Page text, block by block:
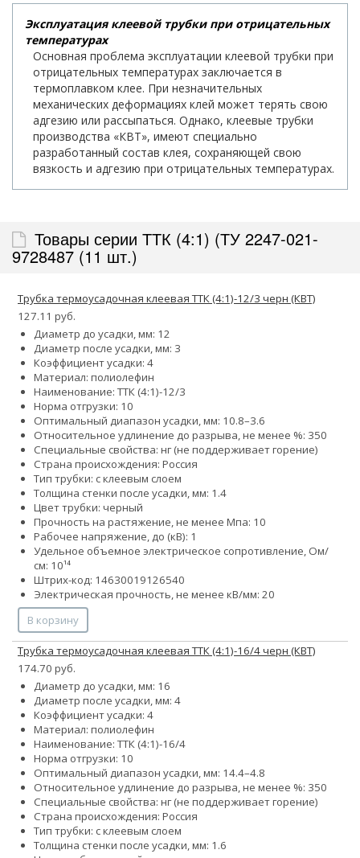
Эксплуатация клеевой трубки при отрицательных
температурах
Основная проблема эксплуатации клеевой трубки при
отрицательных температурах заключается в
термоплавком клее. При незначительных
механических деформациях клей может терять свою
адгезию или рассыпаться. Однако, клеевые трубки
производства «КВТ», имеют специально
разработанный состав клея, сохраняющей свою
вязкость и адгезию при отрицательных температурах.
Товары серии ТТК (4:1) (ТУ 2247-021-
9728487 (11 шт.)
Трубка термоусадочная клеевая ТТК (4:1)-12/3 черн (КВТ)
127.11 руб.
Диаметр до усадки, мм: 12
Диаметр после усадки, мм: 3
Коэффициент усадки: 4
Материал: полиолефин
Наименование: ТТК (4:1)-12/3
Норма отгрузки: 10
Оптимальный диапазон усадки, мм: 10.8–3.6
Относительное удлинение до разрыва, не менее %: 350
Специальные свойства: нг (не поддерживает горение)
Страна происхождения: Россия
Тип трубки: с клеевым слоем
Толщина стенки после усадки, мм: 1.4
Цвет трубки: черный
Прочность на растяжение, не менее Мпа: 10
Рабочее напряжение, до (кВ): 1
Удельное объемное электрическое сопротивление, Ом/
см: 10¹⁴
Штрих-код: 14630019126540
Электрическая прочность, не менее кВ/мм: 20
В корзину
Трубка термоусадочная клеевая ТТК (4:1)-16/4 черн (КВТ)
174.70 руб.
Диаметр до усадки, мм: 16
Диаметр после усадки, мм: 4
Коэффициент усадки: 4
Материал: полиолефин
Наименование: ТТК (4:1)-16/4
Норма отгрузки: 10
Оптимальный диапазон усадки, мм: 14.4–4.8
Относительное удлинение до разрыва, не менее %: 350
Специальные свойства: нг (не поддерживает горение)
Страна происхождения: Россия
Тип трубки: с клеевым слоем
Толщина стенки после усадки, мм: 1.6